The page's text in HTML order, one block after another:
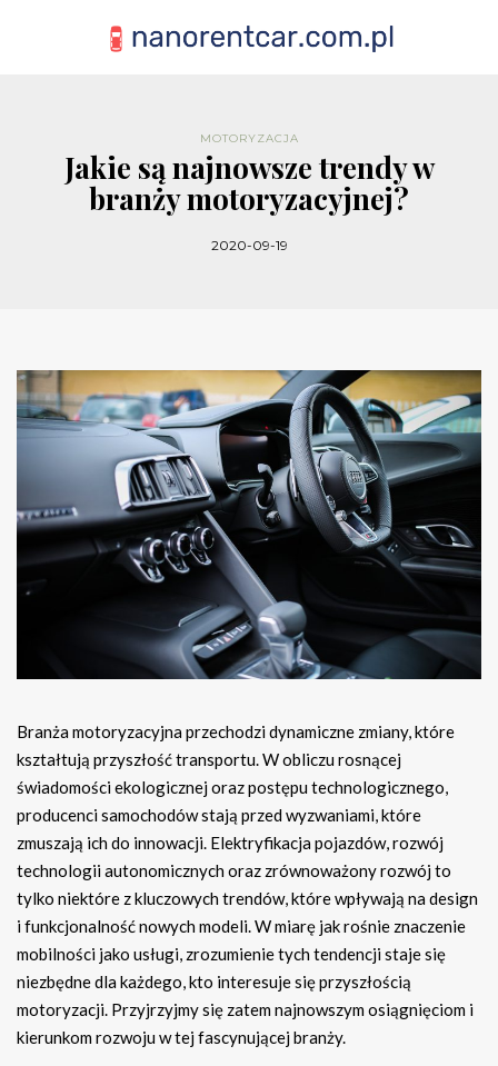
MOTORYZACJA
Jakie są najnowsze trendy w
branży motoryzacyjnej?
2020-09-19
Branża motoryzacyjna przechodzi dynamiczne zmiany, które
kształtują przyszłość transportu. W obliczu rosnącej
świadomości ekologicznej oraz postępu technologicznego,
producenci samochodów stają przed wyzwaniami, które
zmuszają ich do innowacji. Elektryfikacja pojazdów, rozwój
technologii autonomicznych oraz zrównoważony rozwój to
tylko niektóre z kluczowych trendów, które wpływają na design
i funkcjonalność nowych modeli. W miarę jak rośnie znaczenie
mobilności jako usługi, zrozumienie tych tendencji staje się
niezbędne dla każdego, kto interesuje się przyszłością
motoryzacji. Przyjrzyjmy się zatem najnowszym osiągnięciom i
kierunkom rozwoju w tej fascynującej branży.